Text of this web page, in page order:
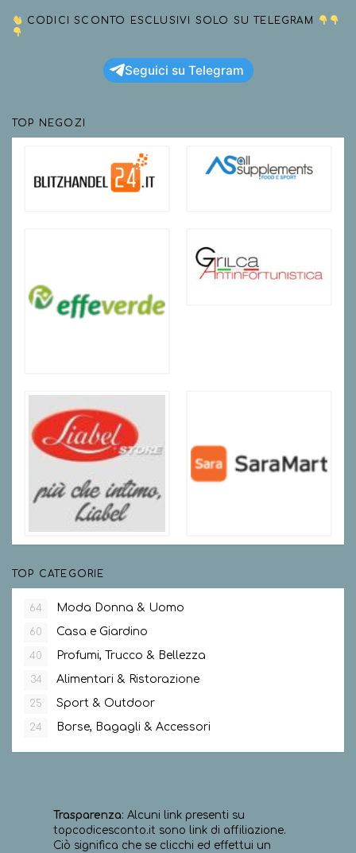
CODICI SCONTO ESCLUSIVI SOLO SU TELEGRAM
Seguici su Telegram
TOP NEGOZI
TOP CATEGORIE
64 Moda Donna & Uomo
60 Casa e Giardino
40 Profumi, Trucco & Bellezza
34 Alimentari & Ristorazione
25 Sport & Outdoor
24 Borse, Bagagli & Accessori
Trasparenza: Alcuni link presenti su
topcodicesconto.it sono link di affiliazione.
Ciò significa che se clicchi ed effettui un